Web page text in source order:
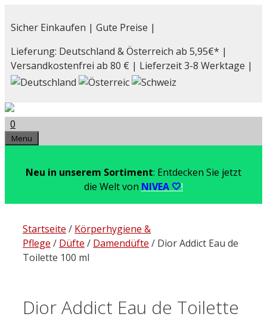
Inhalt
Sicher Einkaufen | Gute Preise |
Lieferung: Deutschland & Österreich ab 5,95€* |
Versandkostenfrei ab 80 € | Lieferzeit 3-8 Werktage |
0
Menu
Neu in unserem Sortiment: Entdecken Sie jetzt
die Welt von NIVEA 🤍!
Startseite / Körperhygiene &
Pflege / Düfte / Damendüfte / Dior Addict Eau de
Toilette 100 ml
Dior Addict Eau de Toilette